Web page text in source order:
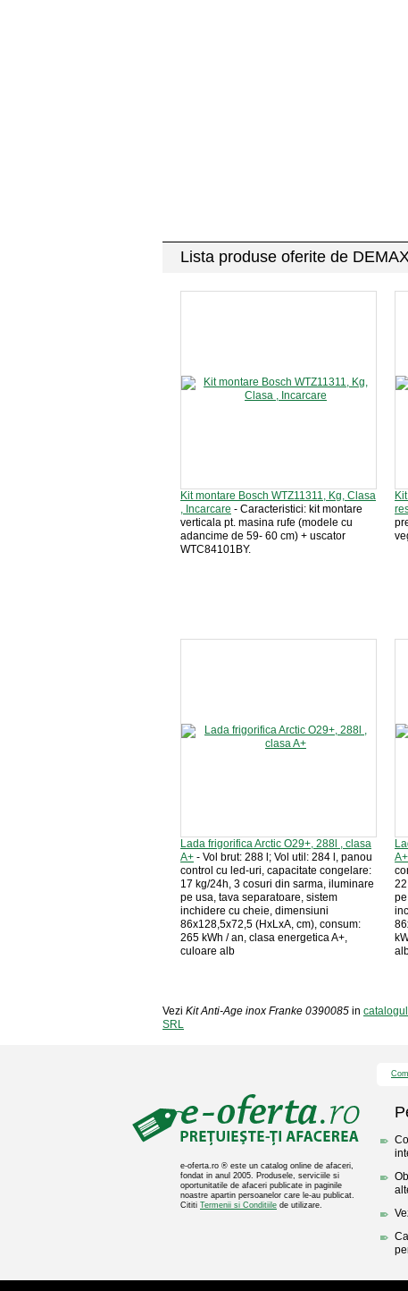
Lista produse oferite de
Kit montare Bosch WTZ11311, Kg, Clasa
, Incarcare - Caracteristici: kit montare
verticala pt. masina rufe (modele cu
adancime de 59- 60 cm) + uscator
WTC84101BY.
Lada frigorifica Arctic O29+, 288l , clasa
A+ - Vol brut: 288 l; Vol util: 284 l, panou
control cu led-uri, capacitate congelare:
17 kg/24h, 3 cosuri din sarma, iluminare
pe usa, tava separatoare, sistem
inchidere cu cheie, dimensiuni
86x128,5x72,5 (HxLxA, cm), consum:
265 kWh / an, clasa energetica A+,
culoare alb
A+
Vezi Kit Anti-Age inox Franke 0390085 in
SRL
e-oferta.ro ® este un catalog online de afaceri,
fondat in anul 2005. Produsele, serviciile si
oportunitatile de afaceri publicate in paginile
noastre apartin persoanelor care le-au publicat.
Cititi Termenii si Conditiile de utilizare.